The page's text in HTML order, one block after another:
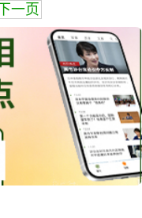
一页